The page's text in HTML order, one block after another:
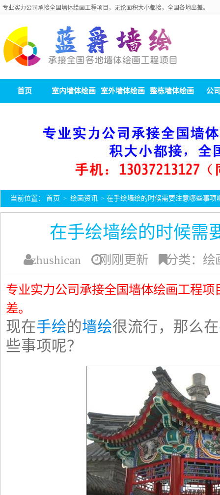
专业实力公司承接全国墙体绘画工程项目，无论面积大小都接，全国各地出差。
首页 室内墙体绘画 室外墙体绘画 整栋墙体绘画 公
当前位置： 首页 > 绘画资讯 > 在手绘墙绘的时候需要注意哪些事项
在手绘墙绘的时候需
zhushican 刚刚更新 分类：绘
专业实力公司承接全国墙体绘画工程
差。
现在手绘的墙绘很流行，那么在
些事项呢？